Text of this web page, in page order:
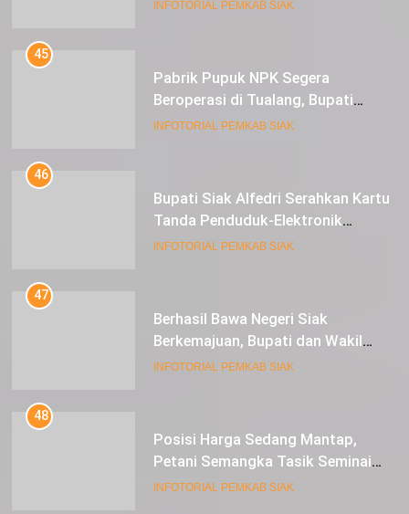
INFOTORIAL PEMKAB SIAK
45
Pabrik Pupuk NPK Segera
Beroperasi di Tualang, Bupati
Alfedri Investasi ini Tingkatkan
INFOTORIAL PEMKAB SIAK
46
Bupati Siak Alfedri Serahkan Kartu
Tanda Penduduk-Elektronik
Kepada Pelajar SMK 1 Koto Gasib
INFOTORIAL PEMKAB SIAK
47
Berhasil Bawa Negeri Siak
Berkemajuan, Bupati dan Wakil
Bupati Siak Terima Gelar Adat
INFOTORIAL PEMKAB SIAK
48
Posisi Harga Sedang Mantap,
Petani Semangka Tasik Seminai
Raup Untung
INFOTORIAL PEMKAB SIAK